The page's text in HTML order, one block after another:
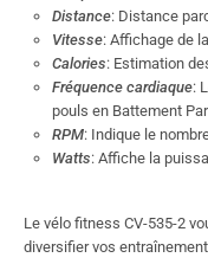
Distance: Distance
Vitesse: Affichage de
Calories: Estimation
Fréquence cardiaque:
pouls en Battement
RPM: Indique le
Watts: Affiche la
Le vélo fitness CV-535-2
diversifier vos